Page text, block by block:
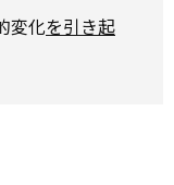
変化を引き起